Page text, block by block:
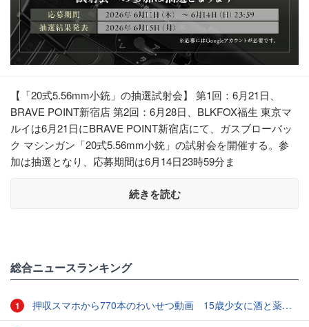
【「20式5.56mm小銃」の抽選試射会】 第1回：6月21日、
BRAVE POINT新宿店 第2回：6月28日、BLKFOX福生 東京マ
ルイは6月21日にBRAVE POINT新宿店にて、ガスブローバッ
ク マシンガン「20式5.56mm小銃」の試射会を開催する。参
加は抽選となり、応募期間は6月14日23時59分ま
続きを読む
総合ニュースランキング
1 押収スマホから770本のわいせつ動画 15歳少女に酒と薬飲ませ性的暴行か 54歳男を再逮捕 「薬もありますよ」とSNSで誘い出し